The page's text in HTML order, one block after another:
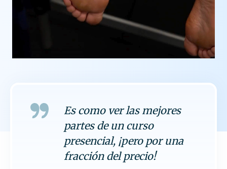
Es como ver las mejores
partes de un curso
presencial, ¡pero por una
fracción del precio!